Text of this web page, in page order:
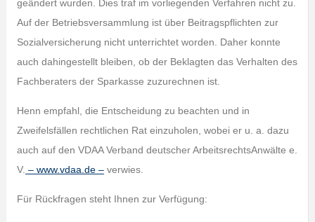
geändert wurden. Dies traf im vorliegenden Verfahren nicht zu.
Auf der Betriebsversammlung ist über Beitragspflichten zur
Sozialversicherung nicht unterrichtet worden. Daher konnte
auch dahingestellt bleiben, ob der Beklagten das Verhalten des
Fachberaters der Sparkasse zuzurechnen ist.
Henn empfahl, die Entscheidung zu beachten und in
Zweifelsfällen rechtlichen Rat einzuholen, wobei er u. a. dazu
auch auf den VDAA Verband deutscher ArbeitsrechtsAnwälte e.
V. – www.vdaa.de –verwies.
Für Rückfragen steht Ihnen zur Verfügung: